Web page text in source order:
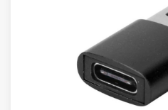
Electroménager